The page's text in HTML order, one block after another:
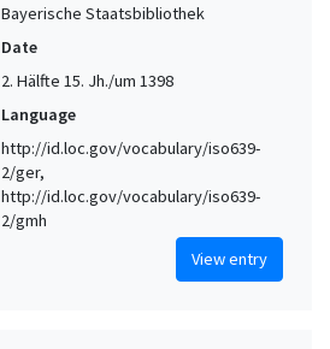
Bayerische Staatsbibliothek
Date
2. Hälfte 15. Jh./um 1398
Language
http://id.loc.gov/vocabulary/iso639-
2/ger,
http://id.loc.gov/vocabulary/iso639-
2/gmh
View entry